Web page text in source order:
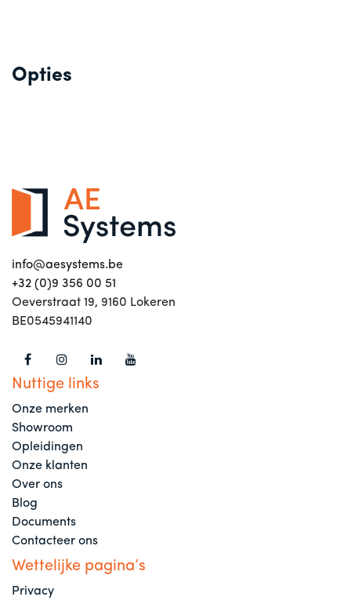
Opties
info@aesystems.be
+32 (0)9 356 00 51
Oeverstraat 19, 9160 Lokeren
BE0545941140
Nuttige links
Onze merken
Showroom
Opleidingen
Onze klanten
Over ons
Blog
Documents
Contacteer ons
Wettelijke pagina’s
Privacy